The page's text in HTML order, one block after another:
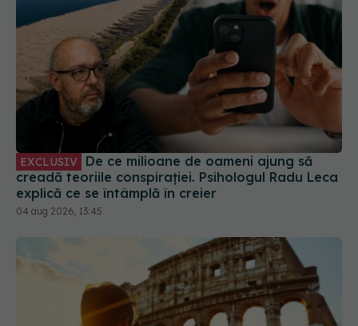
EXCLUSIV
creadă teoriile conspirației. Psihologul Radu Leca
explică ce se întâmplă în creier
04 aug 2026, 13:45